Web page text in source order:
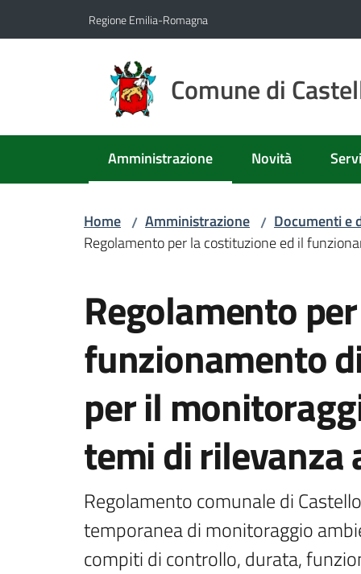
Regione Emilia-Romagna
Comune di
Amministrazione
Menu selezionato Novità
Home / Amministrazione / Documenti e
Regolamento per la costituzione ed il
Regolamento
funzionamento
per il
temi di rilevanza
Regolamento comunale di
temporanea di monitoraggio
compiti di controllo, durata,